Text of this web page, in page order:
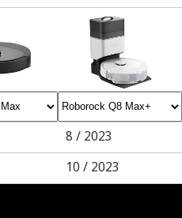
8 / 2023
10 / 2023